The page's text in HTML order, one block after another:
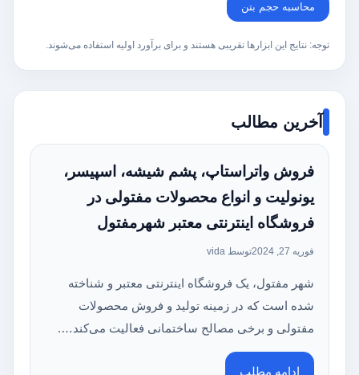
محاسبه حجم بتن
توجه: نتایج این ابزارها تقریبی هستند و برای برآورد اولیه استفاده می‌شوند.
آخرین مطالب
فروش واتراستاپ، پشم شیشه، اسپیسر،
یونولیت و انواع محصولات مفتولی در
فروشگاه اینترنتی معتبر شهرمفتول
فوریه 27, 2024 توسط vida
شهر مفتول، یک فروشگاه اینترنتی معتبر و شناخته
شده است که در زمینه تولید و فروش محصولات
مفتولی و برخی مصالح ساختمانی فعالیت می‌کند….
ادامه مطلب